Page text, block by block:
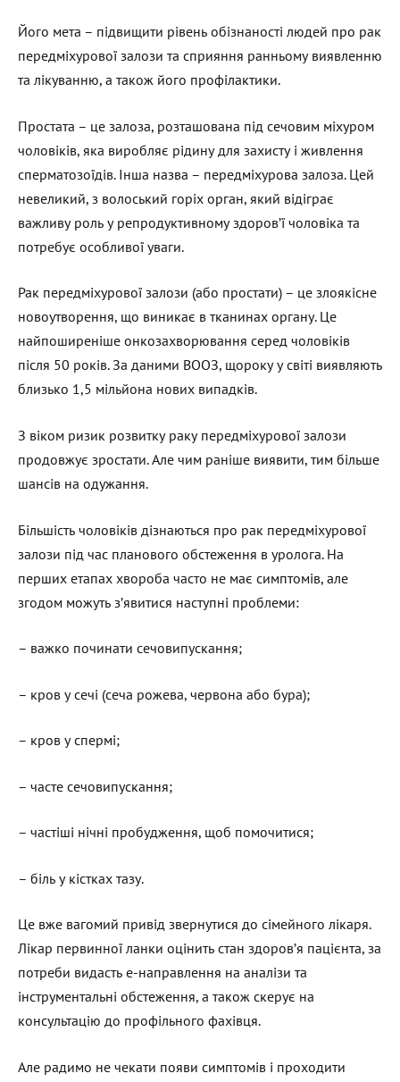
Його мета – підвищити рівень обізнаності людей про рак
передміхурової залози та сприяння ранньому виявленню
та лікуванню, а також його профілактики.
Простата – це залоза, розташована під сечовим міхуром
чоловіків, яка виробляє рідину для захисту і живлення
сперматозоїдів. Інша назва – передміхурова залоза. Цей
невеликий, з волоський горіх орган, який відіграє
важливу роль у репродуктивному здоров’ї чоловіка та
потребує особливої уваги.
Рак передміхурової залози (або простати) – це злоякісне
новоутворення, що виникає в тканинах органу. Це
найпоширеніше онкозахворювання серед чоловіків
після 50 років. За даними ВООЗ, щороку у світі виявляють
близько 1,5 мільйона нових випадків.
З віком ризик розвитку раку передміхурової залози
продовжує зростати. Але чим раніше виявити, тим більше
шансів на одужання.
Більшість чоловіків дізнаються про рак передміхурової
залози під час планового обстеження в уролога. На
перших етапах хвороба часто не має симптомів, але
згодом можуть з’явитися наступні проблеми:
– важко починати сечовипускання;
– кров у сечі (сеча рожева, червона або бура);
– кров у спермі;
– часте сечовипускання;
– частіші нічні пробудження, щоб помочитися;
– біль у кістках тазу.
Це вже вагомий привід звернутися до сімейного лікаря.
Лікар первинної ланки оцінить стан здоров’я пацієнта, за
потреби видасть е-направлення на аналізи та
інструментальні обстеження, а також скерує на
консультацію до профільного фахівця.
Але радимо не чекати появи симптомів і проходити